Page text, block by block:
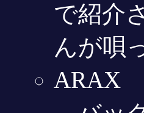
で紹介
んが唄
ARAX